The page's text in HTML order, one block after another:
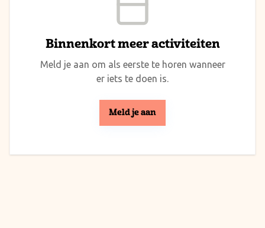
Binnenkort meer activiteiten
Meld je aan om als eerste te horen wanneer
er iets te doen is.
Meld je aan